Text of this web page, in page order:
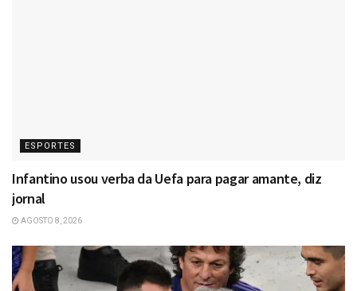
ESPORTES
Infantino usou verba da Uefa para pagar amante, diz
jornal
AGOSTO 8, 2026